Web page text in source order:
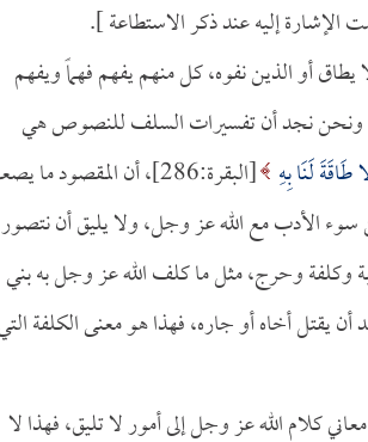
إليه عند ذكر الاستطاعة ].
يطاق أو الذين نفوه، كل منهم يفهم فهماً ويفهم
ونحن نجد أن تفسيرات السلف للنصوص هي
طَاقَةَ لَنَا بِهِ
[البقرة:286]، أن المقصود ما
سوء الأدب مع الله عز وجل، ولا يليق أن
وكلفة وحرج، مثل ما كلف الله عز وجل به بني
يقتل أخاه أو جاره، فهذا هو معنى الكلفة
كلام الله عز وجل إلى أمور لا تليق، فهذا لا